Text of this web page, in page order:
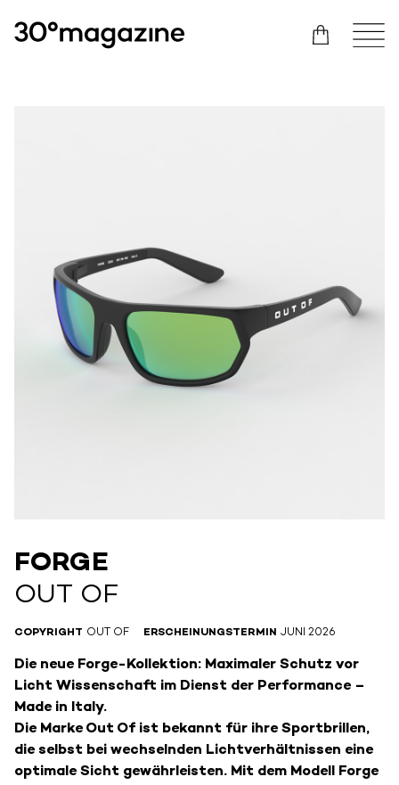
FORGE
OUT OF
COPYRIGHT OUT OF ERSCHEINUNGSTERMIN JUNI 2026
Die neue Forge-Kollektion: Maximaler Schutz vor
Licht Wissenschaft im Dienst der Performance –
Made in Italy.
Die Marke Out Of ist bekannt für ihre Sportbrillen,
die selbst bei wechselnden Lichtverhältnissen eine
optimale Sicht gewährleisten. Mit dem Modell Forge